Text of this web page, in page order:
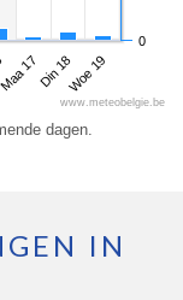
17Din 18Woe 19
0
www.meteobelgie.be
dagen.
IN